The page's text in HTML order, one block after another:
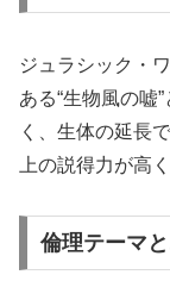
ジュラシック・
ある“生物風の嘘
く、生体の延長
上の説得力が高
倫理テーマ